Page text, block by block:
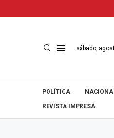
sábado,
POLÍTICA
REVISTA IMPRESA